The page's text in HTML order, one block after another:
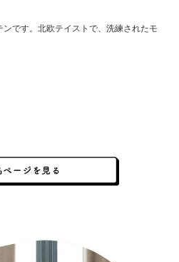
ンです。北欧テイストで、洗練されたモ